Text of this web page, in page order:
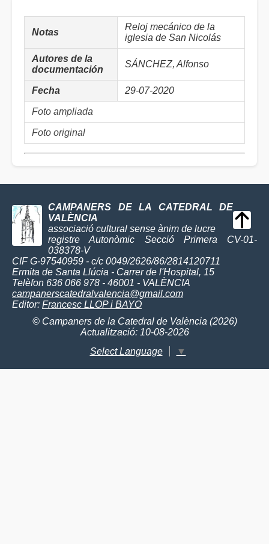
Notas
Reloj mecánico de la
iglesia de San Nicolás
Autores de la
documentación
SÁNCHEZ, Alfonso
Fecha 29-07-2020
Foto ampliada
Foto original
CAMPANERS DE LA CATEDRAL DE
VALÈNCIA
associació cultural sense ànim de lucre
registre Autonòmic Secció Primera CV-01-
038378-V
CIF G-97540959 - c/c 0049/2626/86/2814120711
Ermita de Santa Llúcia - Carrer de l'Hospital, 15
Telèfon 636 066 978 - 46001 - VALÈNCIA
campanerscatedralvalencia@gmail.com
Editor: Francesc LLOP i BAYO
© Campaners de la Catedral de València (2026)
Actualització: 10-08-2026
Select Language
▼